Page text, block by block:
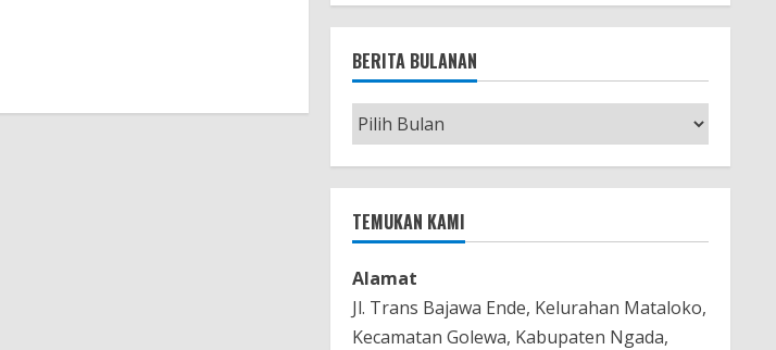
BERITA BULANAN
Berita
Bulanan
TEMUKAN KAMI
Alamat
Jl. Trans Bajawa Ende, Kelurahan Mataloko,
Kecamatan Golewa, Kabupaten Ngada,